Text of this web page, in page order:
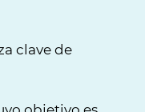
clave de